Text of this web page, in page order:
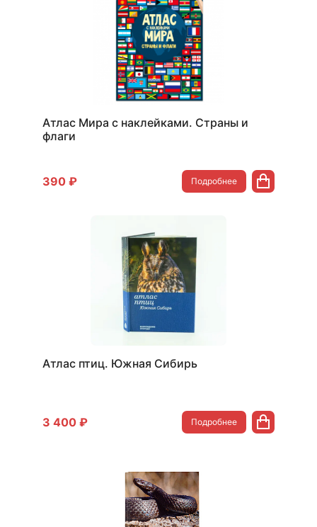
Атлас Мира с наклейками. Страны и
флаги
390 ₽ Подробнее
Атлас птиц. Южная Сибирь
3 400 ₽ Подробнее